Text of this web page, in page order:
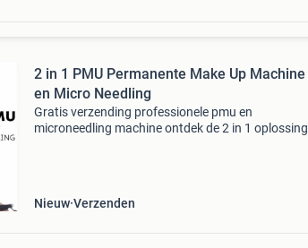
2 in 1 PMU Permanente Make Up Machine
en Micro Needling
Gratis verzending professionele pmu en
microneedling machine ontdek de 2 in 1 oplossing
Nieuw Verzenden